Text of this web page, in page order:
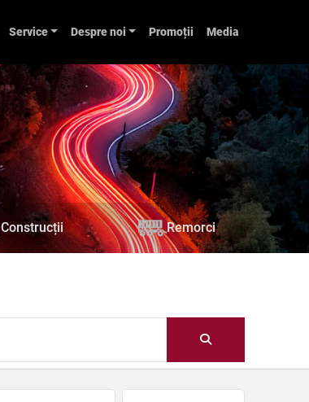
Service Despre noi Promoții Media
Construcții Remorci